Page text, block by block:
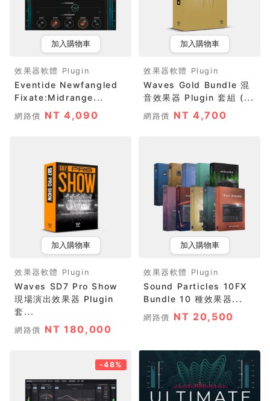
加入購物車
效果器軟體 Plugin
Eventide Newfangled
Fixate:Midrange...
網路價 NT 4,090
加入購物車
效果器軟體 Plugin
Waves Gold Bundle 混
音效果器 Plugin 套組 (...
網路價 NT 4,700
加入購物車
效果器軟體 Plugin
Waves SD7 Pro Show
現場演出效果器 Plugin
套...
網路價 NT 180,000
加入購物車
效果器軟體 Plugin
Sound Particles 10FX
Bundle 10 種效果器...
網路價 NT 20,500
-48%